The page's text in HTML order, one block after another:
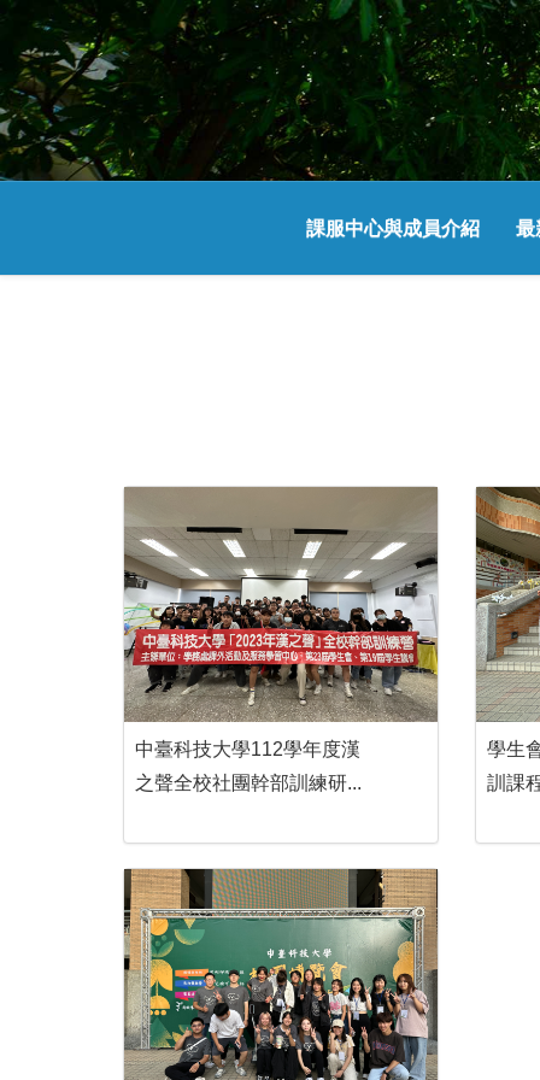
課服中心與成員介紹 最
中臺科技大學112學年度漢
之聲全校社團幹部訓練研...
學生
訓課